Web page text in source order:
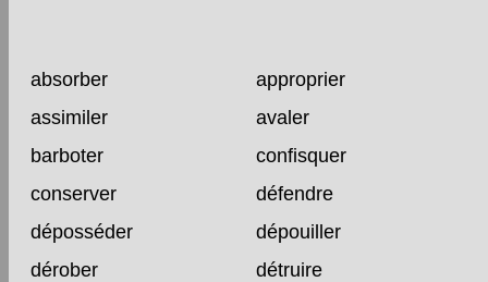
absorber
approprier
assimiler
avaler
barboter
confisquer
conserver
défendre
déposséder
dépouiller
dérober
détruire